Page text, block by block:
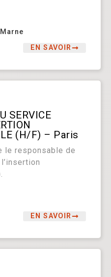
EN SAVOIR
SERVICE
(H/F) – Paris
le responsable de
EN SAVOIR